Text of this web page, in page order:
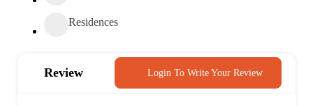
Residences
Review Login To Write Your Review